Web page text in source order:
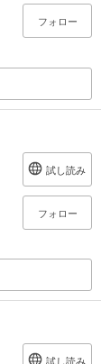
フォロー
試し読み
フォロー
試し読み